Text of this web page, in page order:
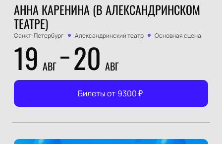
АННА КАРЕНИНА (В АЛЕКСАНДРИНСКОМ
ТЕАТРЕ)
Санкт-Петербург Александринский театр Основная сцена
19 АВГ 20 АВГ
Билеты от 9300₽